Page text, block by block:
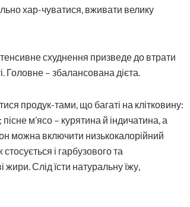
хар-чуватися, вживати велику
схуднення призведе до втрати
Головне – збалансована дієта.
продук-тами, що багаті на клітковину:
м’ясо – курятина й індичатина, а
можна включити низькокалорійний
і гарбузового та
жири. Слід їсти натуральну їжу,